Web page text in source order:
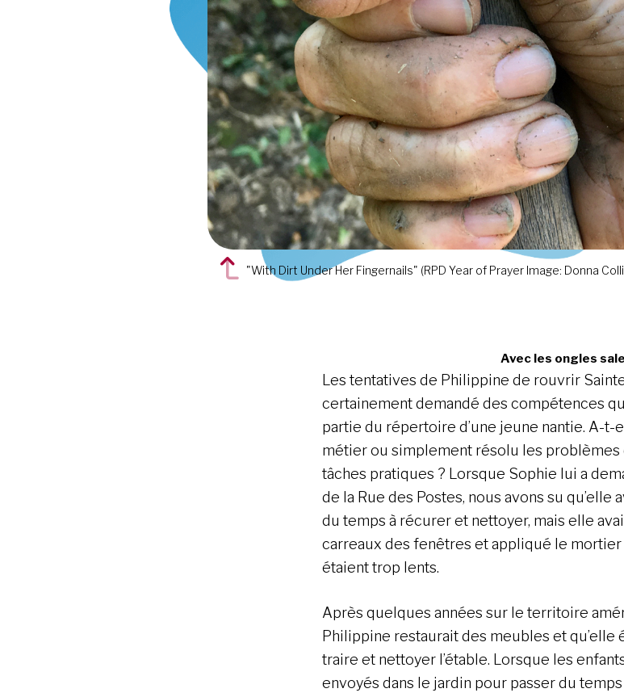
"With Dirt Under Her Fingernails" (RPD Year of Prayer Image: Donna
Avec les ongles
Les tentatives de Philippine de rouvrir
certainement demandé des compétences
partie du répertoire d’une jeune nantie. A-t-
métier ou simplement résolu les problèmes
tâches pratiques ? Lorsque Sophie lui a
de la Rue des Postes, nous avons su qu’elle
du temps à récurer et nettoyer, mais elle
carreaux des fenêtres et appliqué le
étaient trop lents.
Après quelques années sur le territoire
Philippine restaurait des meubles et qu’elle
traire et nettoyer l’étable. Lorsque les
envoyés dans le jardin pour passer du